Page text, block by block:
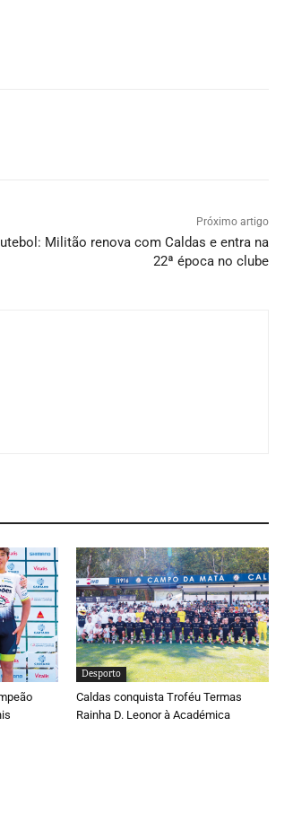
Próximo artigo
Militão renova com Caldas e entra na
22ª época no clube
Desporto
Caldas conquista Troféu Termas
Rainha D. Leonor à Académica